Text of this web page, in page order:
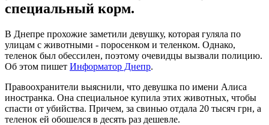
специальный корм.
В Днепре прохожие заметили девушку, которая гуляла по
улицам с животными - поросенком и теленком. Однако,
теленок был обессилен, поэтому очевидцы вызвали полицию.
Об этом пишет Информатор Днепр.
Правоохранители выяснили, что девушка по имени Алиса
иностранка. Она специальное купила этих животных, чтобы
спасти от убийства. Причем, за свинью отдала 20 тысяч грн, а
теленок ей обошелся в десять раз дешевле.